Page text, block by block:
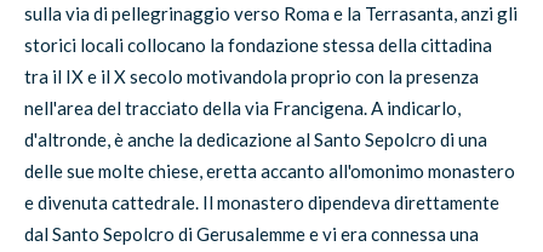
sulla via di pellegrinaggio verso Roma e la Terrasanta, anzi gli
storici locali collocano la fondazione stessa della cittadina
tra il IX e il X secolo motivandola proprio con la presenza
nell'area del tracciato della via Francigena. A indicarlo,
d'altronde, è anche la dedicazione al Santo Sepolcro di una
delle sue molte chiese, eretta accanto all'omonimo monastero
e divenuta cattedrale. Il monastero dipendeva direttamente
dal Santo Sepolcro di Gerusalemme e vi era connessa una